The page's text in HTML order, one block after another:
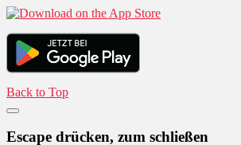
Back to Top
Escape drücken, zum schließen